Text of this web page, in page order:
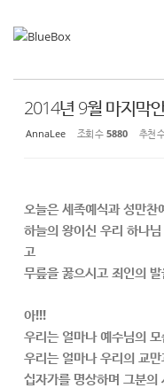
2014년 9월 마지막
AnnaLee 조회 수 5880 추천
오늘은 세족예식과 성만찬
하늘의 왕이신 우리 하나
고
무릎을 꿇으시고 죄인의
아!!!
우리는 얼마나 예수님의
우리는 얼마나 우리의 교
십자가를 명상하며 그분
스케
스케